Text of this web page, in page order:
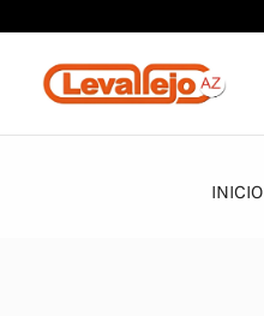
contenido
INICIO